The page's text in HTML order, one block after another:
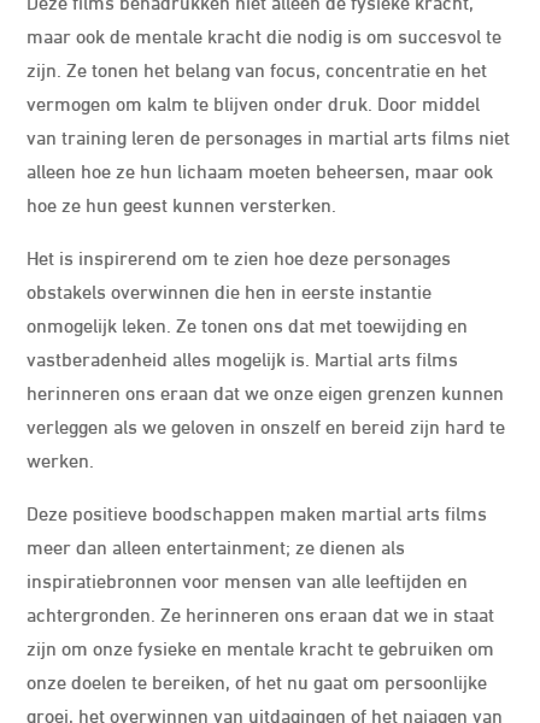
maar ook de mentale kracht die nodig is om succesvol te
zijn. Ze tonen het belang van focus, concentratie en het
vermogen om kalm te blijven onder druk. Door middel
van training leren de personages in martial arts films niet
alleen hoe ze hun lichaam moeten beheersen, maar ook
hoe ze hun geest kunnen versterken.
Het is inspirerend om te zien hoe deze personages
obstakels overwinnen die hen in eerste instantie
onmogelijk leken. Ze tonen ons dat met toewijding en
vastberadenheid alles mogelijk is. Martial arts films
herinneren ons eraan dat we onze eigen grenzen kunnen
verleggen als we geloven in onszelf en bereid zijn hard te
werken.
Deze positieve boodschappen maken martial arts films
meer dan alleen entertainment; ze dienen als
inspiratiebronnen voor mensen van alle leeftijden en
achtergronden. Ze herinneren ons eraan dat we in staat
zijn om onze fysieke en mentale kracht te gebruiken om
onze doelen te bereiken, of het nu gaat om persoonlijke
groei, het overwinnen van uitdagingen of het najagen van